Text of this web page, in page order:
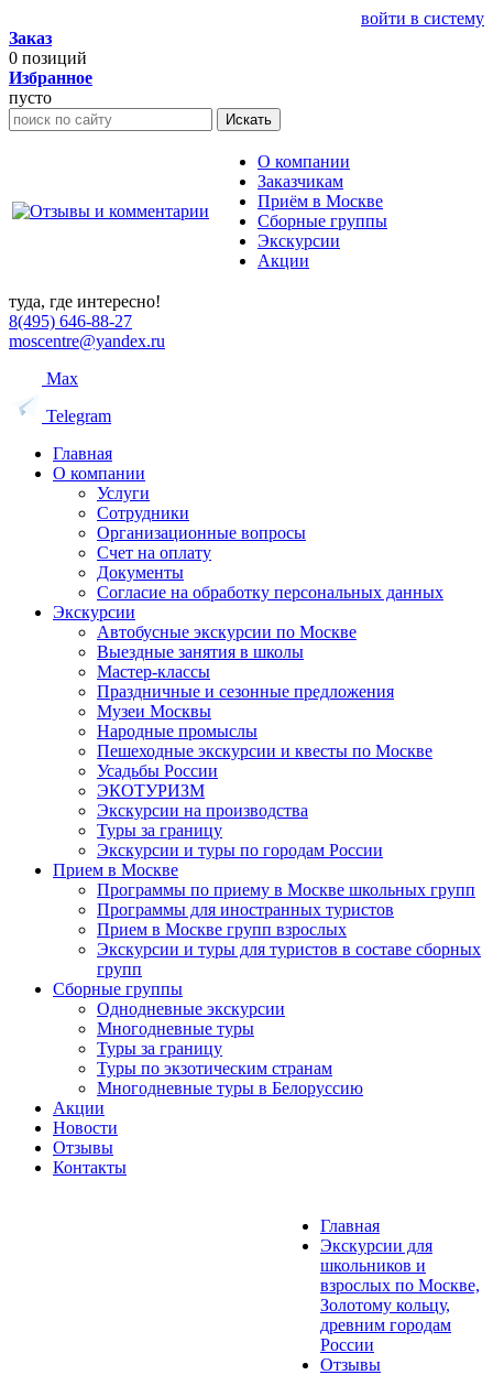
войти в систему
Заказ
0 позиций
Избранное
пусто
Искать
О компании
Заказчикам
Приём в Москве
Сборные группы
Экскурсии
Акции
туда, где интересно!
8(495) 646-88-27
moscentre@yandex.ru
Max
Telegram
Главная
О компании
Услуги
Сотрудники
Организационные вопросы
Счет на оплату
Документы
Согласие на обработку персональных данных
Экскурсии
Автобусные экскурсии по Москве
Выездные занятия в школы
Мастер-классы
Праздничные и сезонные предложения
Музеи Москвы
Народные промыслы
Пешеходные экскурсии и квесты по Москве
Усадьбы России
ЭКОТУРИЗМ
Экскурсии на производства
Туры за границу
Экскурсии и туры по городам России
Прием в Москве
Программы по приему в Москве школьных групп
Программы для иностранных туристов
Прием в Москве групп взрослых
Экскурсии и туры для туристов в составе сборных
групп
Сборные группы
Однодневные экскурсии
Многодневные туры
Туры за границу
Туры по экзотическим странам
Многодневные туры в Белоруссию
Акции
Новости
Отзывы
Контакты
Главная
Экскурсии для
школьников и
взрослых по Москве,
Золотому кольцу,
древним городам
России
Отзывы